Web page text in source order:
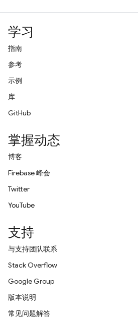
学习
指南
参考
示例
库
GitHub
掌握动态
博客
Firebase 峰会
Twitter
YouTube
支持
与支持团队联系
Stack Overflow
Google Group
版本说明
常见问题解答